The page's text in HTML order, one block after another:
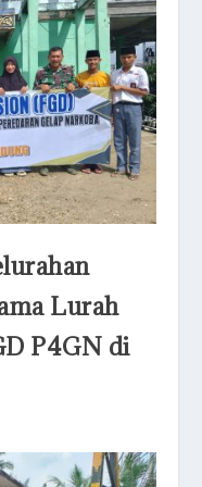
Lurah
P4GN di